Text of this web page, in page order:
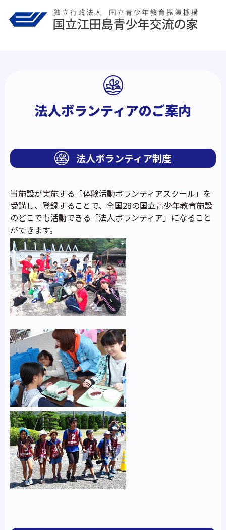
法人ボランティアのご案内
法人ボランティア制度
当施設が実施する「体験活動ボランティアスクール」を
受講し、登録することで、全国28の国立青少年教育施設
のどこでも活動できる「法人ボランティア」になること
ができます。